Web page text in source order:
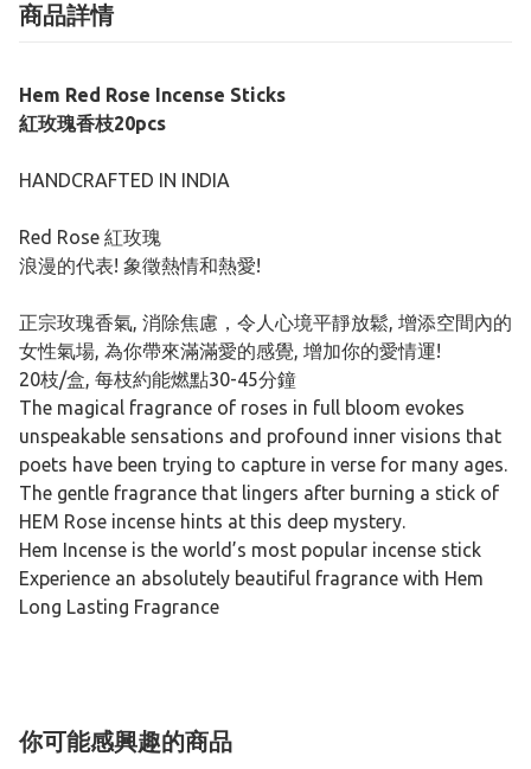
商品詳情
Hem Red Rose Incense Sticks
紅玫瑰香枝20pcs
HANDCRAFTED IN INDIA
Red Rose 紅玫瑰
浪漫的代表! 象徵熱情和熱愛!
正宗玫瑰香氣, 消除焦慮，令人心境平靜放鬆, 增添空間內的
女性氣場, 為你帶來滿滿愛的感覺, 增加你的愛情運!
20枝/盒, 每枝約能燃點30-45分鐘
The magical fragrance of roses in full bloom evokes
unspeakable sensations and profound inner visions that
poets have been trying to capture in verse for many ages.
The gentle fragrance that lingers after burning a stick of
HEM Rose incense hints at this deep mystery.
Hem Incense is the world’s most popular incense stick
Experience an absolutely beautiful fragrance with Hem
Long Lasting Fragrance
你可能感興趣的商品